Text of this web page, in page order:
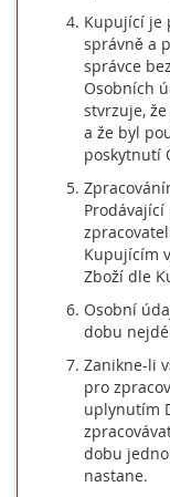
Kupující je
správně a
správce
Osobních
stvrzuje,
a že byl
poskytnutí
Kupujícím
Zboží dle
Osobní
dobu
Zanikne-li
pro
uplynutím
dobu
nastane.